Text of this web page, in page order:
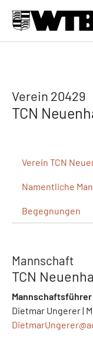
Verein 20429
TCN
Verein TCN
Namentliche
Begegnungen
Mannschaft
TCN
Mannschaftsführer
Dietmar Ungerer |
DietmarUngerer@